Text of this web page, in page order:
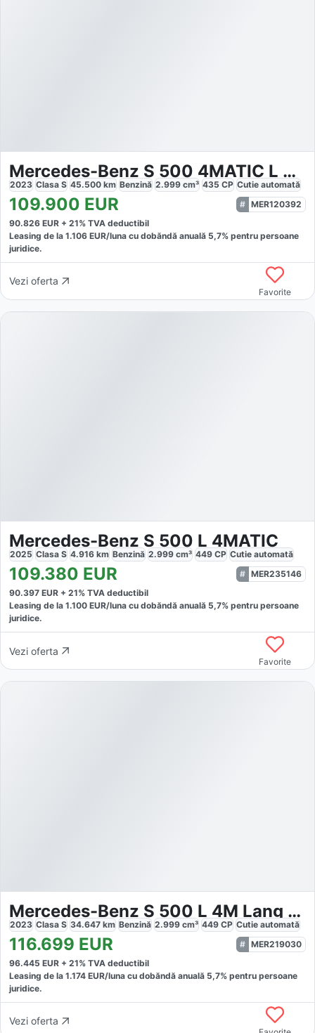
Mercedes-Benz S 500 4MATIC L AMG Line
2023 Clasa S 45.500 km Benzină 2.999 cm³ 435 CP Cutie automată
109.900 EUR
MER120392
90.826 EUR + 21% TVA deductibil
Leasing de la 1.106 EUR/luna cu dobăndă anuală 5,7% pentru persoane
juridice.
Vezi oferta
Favorite
Mercedes-Benz S 500 L 4MATIC
2025 Clasa S 4.916 km Benzină 2.999 cm³ 449 CP Cutie automată
109.380 EUR
MER235146
90.397 EUR + 21% TVA deductibil
Leasing de la 1.100 EUR/luna cu dobăndă anuală 5,7% pentru persoane
juridice.
Vezi oferta
Favorite
Mercedes-Benz S 500 L 4M Lang AMG Line First-Class
2023 Clasa S 34.647 km Benzină 2.999 cm³ 449 CP Cutie automată
116.699 EUR
MER219030
96.445 EUR + 21% TVA deductibil
Leasing de la 1.174 EUR/luna cu dobăndă anuală 5,7% pentru persoane
juridice.
Vezi oferta